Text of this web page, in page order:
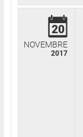
20
NOVEMBRE
2017